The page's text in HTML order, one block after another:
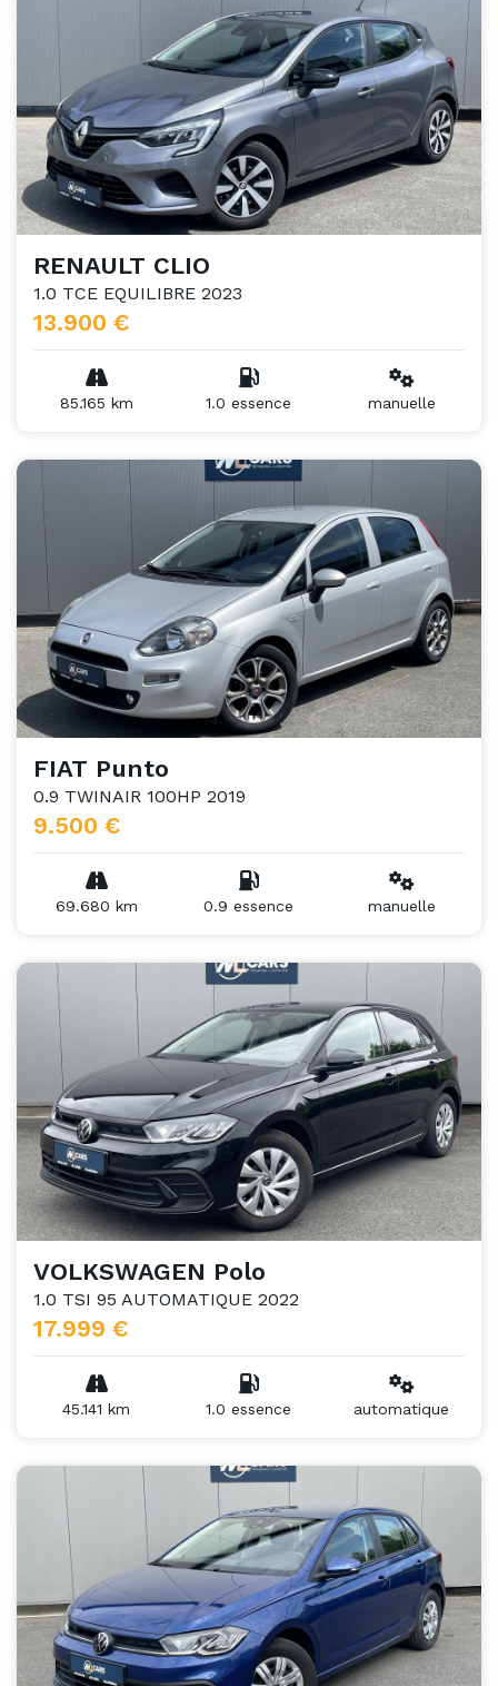
RENAULT CLIO
1.0 TCE EQUILIBRE 2023
13.900 €
85.165 km 1.0 essence manuelle
FIAT Punto
0.9 TWINAIR 100HP 2019
9.500 €
69.680 km 0.9 essence manuelle
VOLKSWAGEN Polo
1.0 TSI 95 AUTOMATIQUE 2022
17.999 €
45.141 km 1.0 essence automatique